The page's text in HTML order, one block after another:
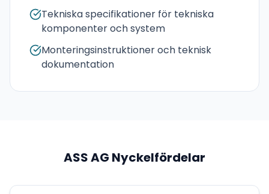
Tekniska specifikationer för tekniska
komponenter och system
Monteringsinstruktioner och teknisk
dokumentation
ASS AG Nyckelfördelar